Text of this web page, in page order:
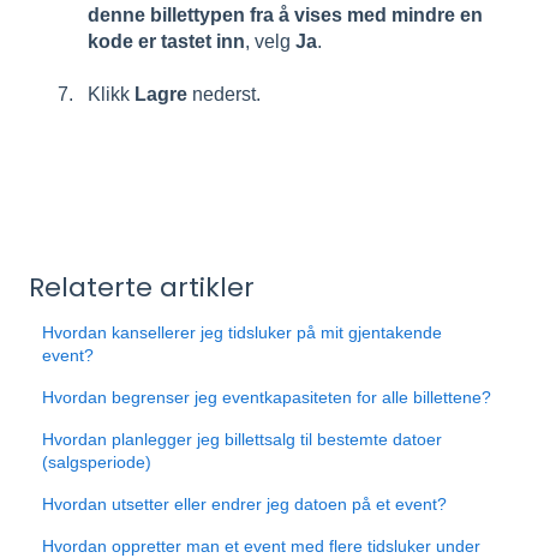
denne billettypen fra å vises med mindre en
kode er tastet inn, velg Ja.
Klikk Lagre nederst.
Relaterte artikler
Hvordan kansellerer jeg tidsluker på mit gjentakende
event?
Hvordan begrenser jeg eventkapasiteten for alle billettene?
Hvordan planlegger jeg billettsalg til bestemte datoer
(salgsperiode)
Hvordan utsetter eller endrer jeg datoen på et event?
Hvordan oppretter man et event med flere tidsluker under